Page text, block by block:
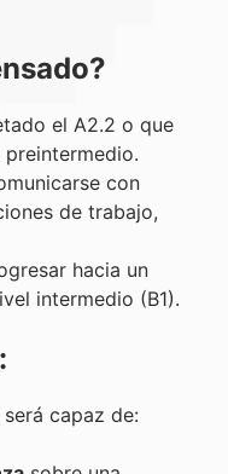
el A2.2 o que
preintermedio.
con
de trabajo,
hacia un
intermedio (B1).
capaz de: